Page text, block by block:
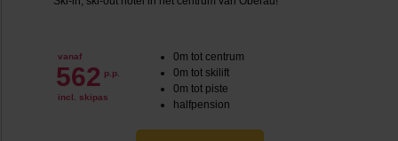
vanaf
562 p.p.
incl. skipas
0m tot centrum
0m tot skilift
0m tot piste
halfpension